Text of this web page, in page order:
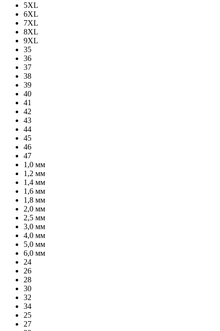
5XL
6XL
7XL
8XL
9XL
35
36
37
38
39
40
41
42
43
44
45
46
47
1,0 мм
1,2 мм
1,4 мм
1,6 мм
1,8 мм
2,0 мм
2,5 мм
3,0 мм
4,0 мм
5,0 мм
6,0 мм
24
26
28
30
32
34
25
27